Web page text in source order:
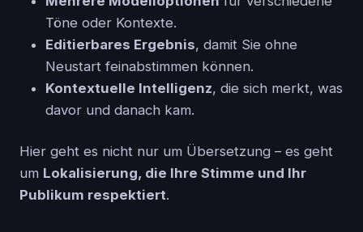
Töne oder Kontexte.
Editierbares Ergebnis, damit Sie ohne
Neustart feinabstimmen können.
Kontextuelle Intelligenz, die sich merkt, was
davor und danach kam.
Hier geht es nicht nur um Übersetzung – es geht
um Lokalisierung, die Ihre Stimme und Ihr
Publikum respektiert.